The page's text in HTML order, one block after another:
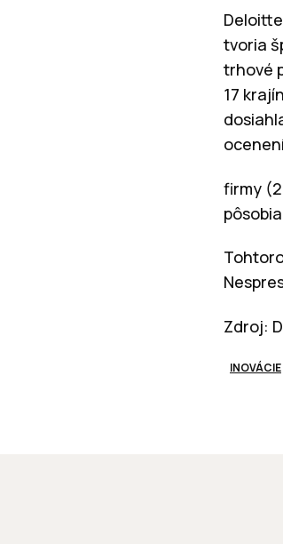
tvoria
trhové
17
firmy
Zdroj:
INOVÁCIE